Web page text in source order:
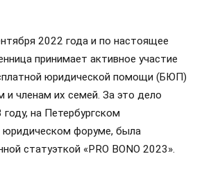
2022 года и по настоящее
принимает активное участие
юридической помощи (БЮП)
и членам их семей. За это дело
на Петербургском
форуме, была
статуэткой «PRO BONO 2023».